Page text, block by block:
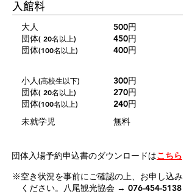
入館料
大人
500円
団体( 20名以上)
450円
団体(100名以上) 400円
小人(高校生以下)
300円
団体( 20名以上)
270円
団体(100名以上)
240円
未就学児
無料
団体入場予約申込書のダウンロードはこちら
※空き状況を事前にご確認の上、お申し込み
​ ください。八尾観光協会 → 076-454-5138